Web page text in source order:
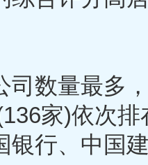
数量最多，
家)依次
银行、中国